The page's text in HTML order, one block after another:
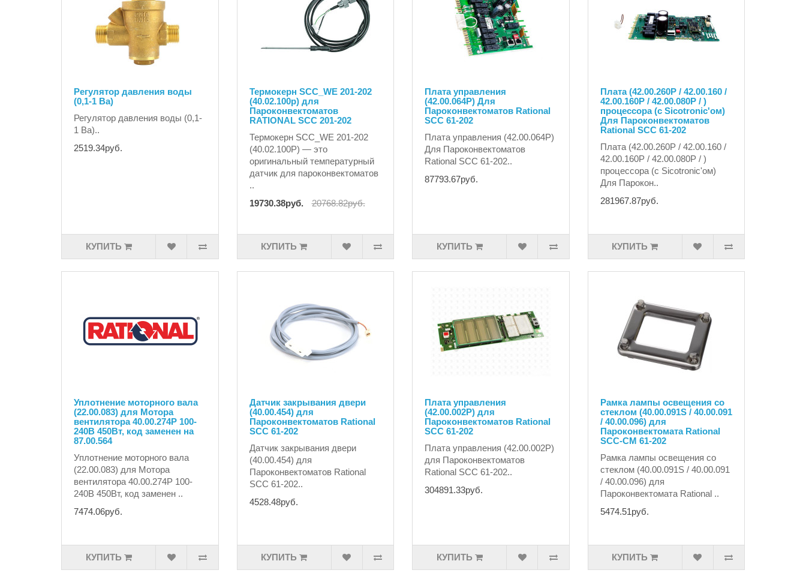
Регулятор давления воды
(0,1-1 Ba)
Регулятор давления воды (0,1-
1 Ba)..
2519.34руб.
КУПИТЬ
Термокерн SCC_WE 201-202
(40.02.100p) для
Пароконвектоматов
RATIONAL SCC 201-202
Термокерн SCC_WE 201-202
(40.02.100P) — это
оригинальный температурный
датчик для пароконвектоматов
..
19730.38руб.
20768.82руб.
КУПИТЬ
Плата управления
(42.00.064P) Для
Пароконвектоматов Rational
SCC 61-202
Плата управления (42.00.064P)
Для Пароконвектоматов
Rational SCC 61-202..
87793.67руб.
КУПИТЬ
Плата (42.00.260P / 42.00.160 /
42.00.160P / 42.00.080P / )
процессора (с Sicotronic'ом)
Для Пароконвектоматов
Rational SCC 61-202
Плата (42.00.260P / 42.00.160 /
42.00.160P / 42.00.080P / )
процессора (с Sicotronic'ом)
Для Парокон..
281967.87руб.
КУПИТЬ
Уплотнение моторного вала
(22.00.083) для Мотора
вентилятора 40.00.274P 100-
240В 450Вт, код заменен на
87.00.564
Уплотнение моторного вала
(22.00.083) для Мотора
вентилятора 40.00.274P 100-
240В 450Вт, код заменен ..
7474.06руб.
КУПИТЬ
Датчик закрывания двери
(40.00.454) для
Пароконвектоматов Rational
SCC 61-202
Датчик закрывания двери
(40.00.454) для
Пароконвектоматов Rational
SCC 61-202..
4528.48руб.
КУПИТЬ
Плата управления
(42.00.002P) для
Пароконвектоматов Rational
SCC 61-202
Плата управления (42.00.002P)
для Пароконвектоматов
Rational SCC 61-202..
304891.33руб.
КУПИТЬ
Рамка лампы освещения со
стеклом (40.00.091S / 40.00.091
/ 40.00.096) для
Пароконвектомата Rational
SCC-CM 61-202
Рамка лампы освещения со
стеклом (40.00.091S / 40.00.091
/ 40.00.096) для
Пароконвектомата Rational ..
5474.51руб.
КУПИТЬ